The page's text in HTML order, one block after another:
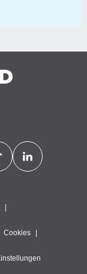
Cookies